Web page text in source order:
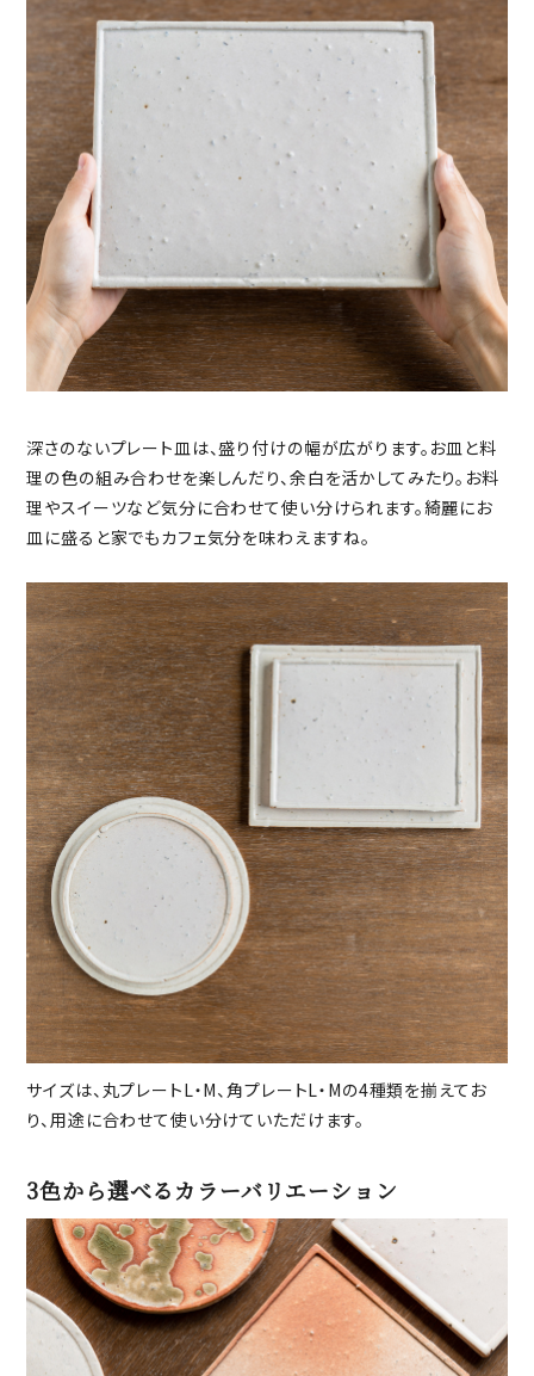
深さのないプレート皿は、盛り付けの幅が広がります。お皿と料
理の色の組み合わせを楽しんだり、余白を活かしてみたり。お料
理やスイーツなど気分に合わせて使い分けられます。綺麗にお
皿に盛ると家でもカフェ気分を味わえますね。
サイズは、丸プレートL・M、角プレートL・Mの4種類を揃えてお
り、用途に合わせて使い分けていただけます。
3色から選べるカラーバリエーション